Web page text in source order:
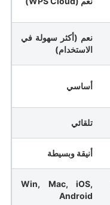
نعم (أكثر سهولة في
الاستخدام)
أساسي
تلقائي
أنيقة وبسيطة
Win, Mac, iOS,
Android